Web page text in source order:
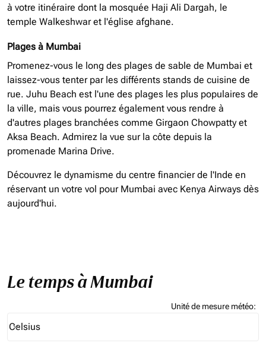
à votre itinéraire dont la mosquée Haji Ali Dargah, le
temple Walkeshwar et l'église afghane.
Plages à Mumbai
Promenez-vous le long des plages de sable de Mumbai et
laissez-vous tenter par les différents stands de cuisine de
rue. Juhu Beach est l'une des plages les plus populaires de
la ville, mais vous pourrez également vous rendre à
d'autres plages branchées comme Girgaon Chowpatty et
Aksa Beach. Admirez la vue sur la côte depuis la
promenade Marina Drive.
Découvrez le dynamisme du centre financier de l'Inde en
réservant un votre vol pour Mumbai avec Kenya Airways dès
aujourd'hui.
Le temps à Mumbai
Unité de mesure météo:
Celsius
keyboard_arrow_down